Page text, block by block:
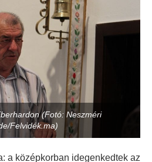
(Fotó: Neszméri
Felvidék.ma)
a középkorban idegenkedtek az